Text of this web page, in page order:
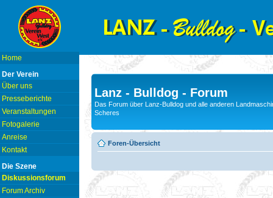
Home
Der Verein
Über uns
Presseberichte
Veranstaltungen
Fotogalerie
Anreise
Kontakt
Die Szene
Diskussionsforum
Forum Archiv
Lanz - Bulldog - Forum
Das Forum über Lanz-Bulldog und alle anderen
Scheres
Foren-Übersicht